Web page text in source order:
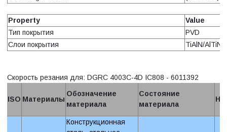
Property
Value
Тип покрытия
PVD
Слои покрытия
TiAlN/
Скорость резания для: DGRC 4003C-4D IC808 - 6011392
ISO Материалы
Обозначение
материала
Состояние
материала
Конструкционная